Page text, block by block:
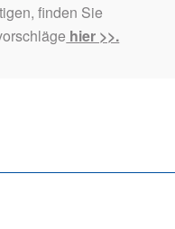
finden Sie
hier >>.